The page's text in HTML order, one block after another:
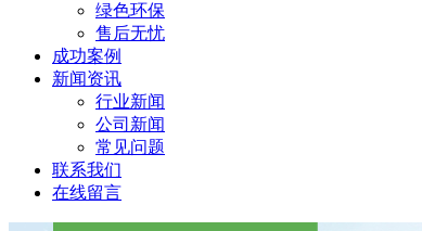
绿色环保
售后无忧
成功案例
新闻资讯
行业新闻
公司新闻
常见问题
联系我们
在线留言